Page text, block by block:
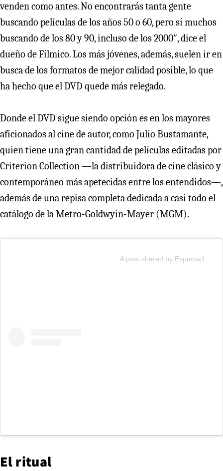
venden como antes. No encontrarás tanta gente
buscando películas de los años 50 o 60, pero sí muchos
buscando de los 80 y 90, incluso de los 2000″, dice el
dueño de Fílmico. Los más jóvenes, además, suelen ir en
busca de los formatos de mejor calidad posible, lo que
ha hecho que el DVD quede más relegado.
Donde el DVD sigue siendo opción es en los mayores
aficionados al cine de autor, como Julio Bustamante,
quien tiene una gran cantidad de películas editadas por
Criterion Collection —la distribuidora de cine clásico y
contemporáneo más apetecidas entre los entendidos—,
además de una repisa completa dedicada a casi todo el
catálogo de la Metro-Goldwyin-Mayer (MGM).
El ritual